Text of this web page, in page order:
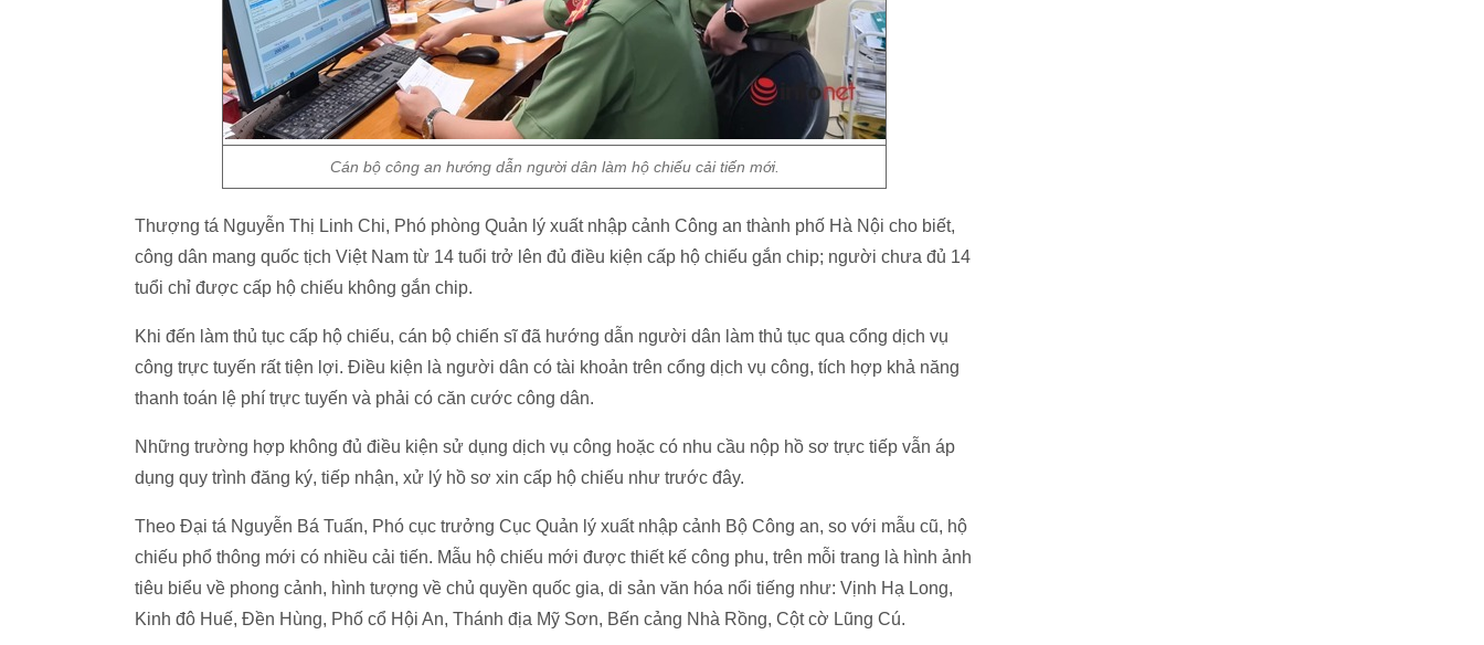
Cán bộ công an hướng dẫn người dân làm hộ chiếu cải tiến mới.
Thượng tá Nguyễn Thị Linh Chi, Phó phòng Quản lý xuất nhập cảnh Công an thành phố Hà Nội cho biết,
công dân mang quốc tịch Việt Nam từ 14 tuổi trở lên đủ điều kiện cấp hộ chiếu gắn chip; người chưa đủ 14
tuổi chỉ được cấp hộ chiếu không gắn chip.
Khi đến làm thủ tục cấp hộ chiếu, cán bộ chiến sĩ đã hướng dẫn người dân làm thủ tục qua cổng dịch vụ
công trực tuyến rất tiện lợi. Điều kiện là người dân có tài khoản trên cổng dịch vụ công, tích hợp khả năng
thanh toán lệ phí trực tuyến và phải có căn cước công dân.
Những trường hợp không đủ điều kiện sử dụng dịch vụ công hoặc có nhu cầu nộp hồ sơ trực tiếp vẫn áp
dụng quy trình đăng ký, tiếp nhận, xử lý hồ sơ xin cấp hộ chiếu như trước đây.
Theo Đại tá Nguyễn Bá Tuấn, Phó cục trưởng Cục Quản lý xuất nhập cảnh Bộ Công an, so với mẫu cũ, hộ
chiếu phổ thông mới có nhiều cải tiến. Mẫu hộ chiếu mới được thiết kế công phu, trên mỗi trang là hình ảnh
tiêu biểu về phong cảnh, hình tượng về chủ quyền quốc gia, di sản văn hóa nổi tiếng như: Vịnh Hạ Long,
Kinh đô Huế, Đền Hùng, Phố cổ Hội An, Thánh địa Mỹ Sơn, Bến cảng Nhà Rồng, Cột cờ Lũng Cú.